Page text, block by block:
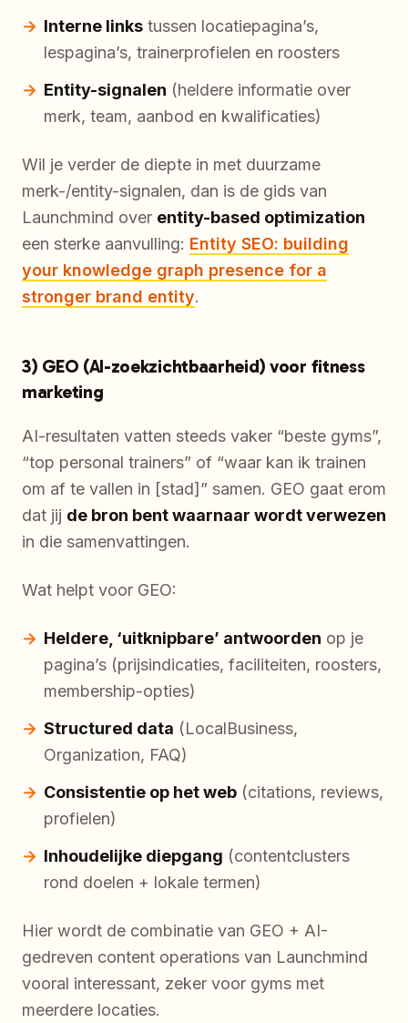
Interne links tussen locatiepagina’s,
lespagina’s, trainerprofielen en roosters
Entity-signalen (heldere informatie over
merk, team, aanbod en kwalificaties)
Wil je verder de diepte in met duurzame
merk-/entity-signalen, dan is de gids van
Launchmind over entity-based optimization
een sterke aanvulling: Entity SEO: building
your knowledge graph presence for a
stronger brand entity.
3) GEO (AI-zoekzichtbaarheid) voor fitness
marketing
AI-resultaten vatten steeds vaker “beste gyms”,
“top personal trainers” of “waar kan ik trainen
om af te vallen in [stad]” samen. GEO gaat erom
dat jij de bron bent waarnaar wordt verwezen
in die samenvattingen.
Wat helpt voor GEO:
Heldere, ‘uitknipbare’ antwoorden op je
pagina’s (prijsindicaties, faciliteiten, roosters,
membership-opties)
Structured data (LocalBusiness,
Organization, FAQ)
Consistentie op het web (citations, reviews,
profielen)
Inhoudelijke diepgang (contentclusters
rond doelen + lokale termen)
Hier wordt de combinatie van GEO + AI-
gedreven content operations van Launchmind
vooral interessant, zeker voor gyms met
meerdere locaties.